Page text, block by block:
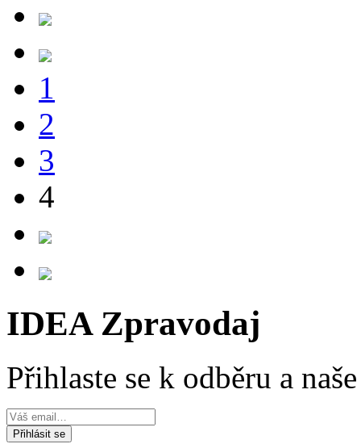
1
2
3
4
IDEA Zpravodaj
Přihlaste se k odběru a